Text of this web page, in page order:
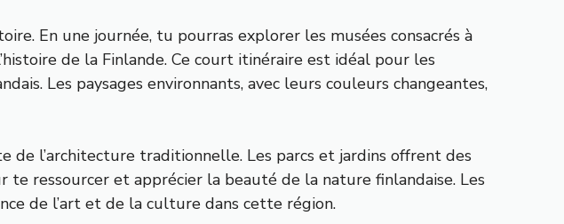
En une journée, tu pourras explorer les musées consacrés à
de la Finlande. Ce court itinéraire est idéal pour les
Les paysages environnants, avec leurs couleurs changeantes,
l’architecture traditionnelle. Les parcs et jardins offrent des
ressourcer et apprécier la beauté de la nature finlandaise. Les
de l’art et de la culture dans cette région.